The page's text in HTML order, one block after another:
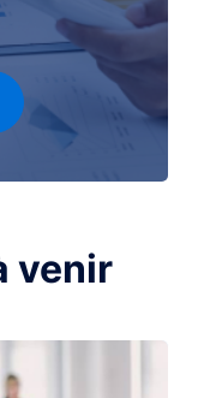
venir